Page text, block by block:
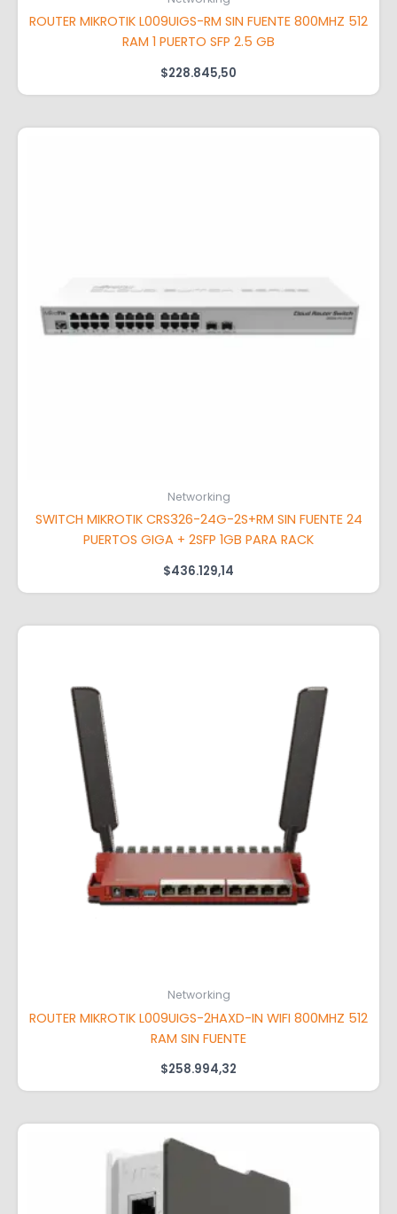
ROUTER MIKROTIK L009UIGS-RM SIN FUENTE 800MHZ 512
RAM 1 PUERTO SFP 2.5 GB
$228.845,50
Networking
SWITCH MIKROTIK CRS326-24G-2S+RM SIN FUENTE 24
PUERTOS GIGA + 2SFP 1GB PARA RACK
$436.129,14
Networking
ROUTER MIKROTIK L009UIGS-2HAXD-IN WIFI 800MHZ 512
RAM SIN FUENTE
$258.994,32